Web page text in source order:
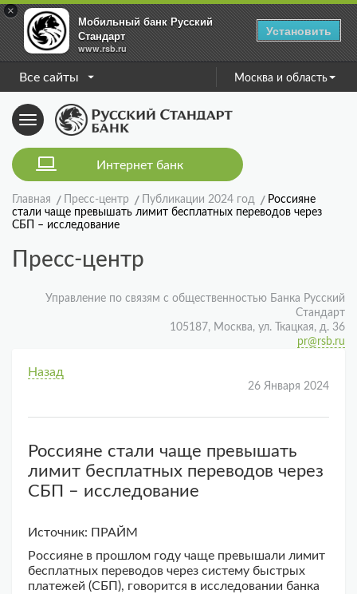
×
Мобильный банк Русский
Стандарт
www.rsb.ru
Установить
Все сайты Москва и область
Toggle
navigation
Интернет банк
Главная Пресс-центр Публикации 2024 год
Россияне
стали чаще превышать лимит бесплатных переводов через
СБП – исследование
Пресс-центр
Управление по связям с общественностью Банка Русский
Стандарт
105187, Москва, ул. Ткацкая, д. 36
pr@rsb.ru
Назад
26 Января 2024
Россияне стали чаще превышать
лимит бесплатных переводов через
СБП – исследование
Источник: ПРАЙМ
Россияне в прошлом году чаще превышали лимит
бесплатных переводов через систему быстрых
платежей (СБП), говорится в исследовании банка